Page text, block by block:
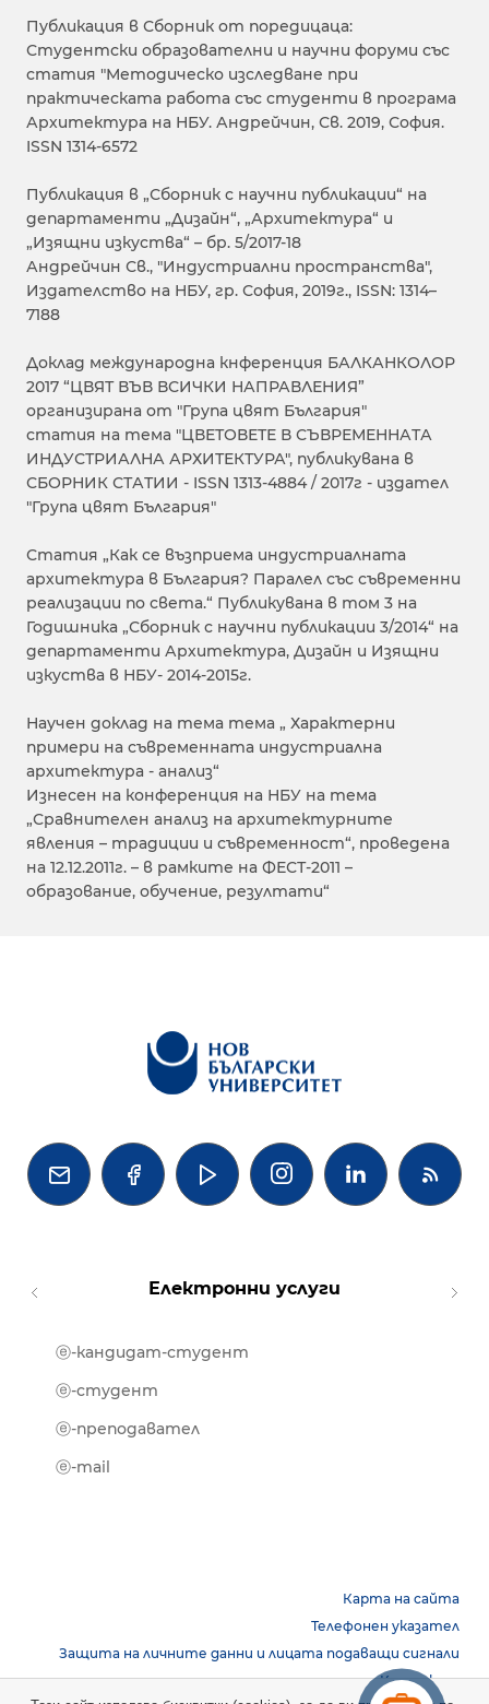
Публикация в Сборник от поредицаца:
Студентски образователни и научни форуми със
статия "Методическо изследване при
практическата работа със студенти в програма
Архитектура на НБУ. Андрейчин, Св. 2019, София.
ISSN 1314-6572
Публикация в „Сборник с научни публикации“ на
департаменти „Дизайн“, „Архитектура“ и
„Изящни изкуства“ – бр. 5/2017-18
Андрейчин Св., "Индустриални пространства",
Издателство на НБУ, гр. София, 2019г., ISSN: 1314–
7188
Доклад международна кнференция БАЛКАНКОЛОР
2017 “ЦВЯТ ВЪВ ВСИЧКИ НАПРАВЛЕНИЯ”
организирана от "Група цвят България"
статия на тема "ЦВЕТОВЕТЕ В СЪВРЕМЕННАТА
ИНДУСТРИАЛНА АРХИТЕКТУРА", публикувана в
СБОРНИК СТАТИИ - ISSN 1313-4884 / 2017г - издател
"Група цвят България"
Статия „Как се възприема индустриалната
архитектура в България? Паралел със съвременни
реализации по света.“ Публикувана в том 3 на
Годишника „Сборник с научни публикации 3/2014“ на
департаменти Архитектура, Дизайн и Изящни
изкуства в НБУ- 2014-2015г.
Научен доклад на тема тема „ Характерни
примери на съвременната индустриална
архитектура - анализ“
Изнесен на конференция на НБУ на тема
„Сравнителен анализ на архитектурните
явления – традиции и съвременност“, проведена
на 12.12.2011г. – в рамките на ФЕСТ-2011 –
образование, обучение, резултати“
   
Електронни услуги
ⓔ-кандидат-студент
ⓔ-студент
ⓔ-преподавател
ⓔ-mail
Карта на сайта
Телефонен указател
Защита на личните данни и лицата подаващи сигнали
Контакти